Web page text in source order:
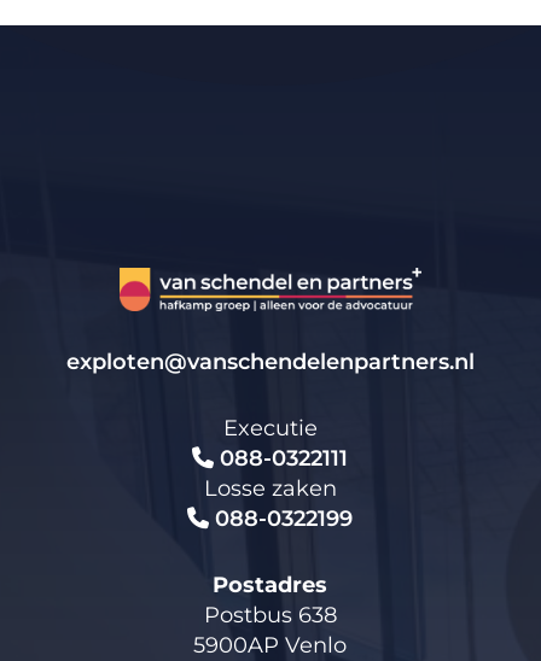
exploten@vanschendelenpartners.nl
Executie
088-0322111
Losse zaken
088-0322199
Postadres
Postbus 638
5900AP Venlo